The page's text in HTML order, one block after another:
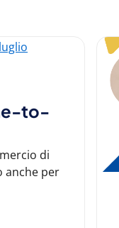
to-
di
anche per